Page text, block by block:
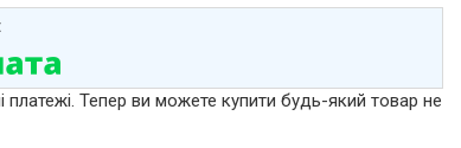
платежі. Тепер ви можете купити будь-який товар не